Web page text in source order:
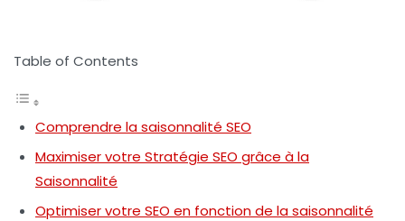
Table of Contents
Comprendre la saisonnalité SEO
Maximiser votre Stratégie SEO grâce à la
Saisonnalité
Optimiser votre SEO en fonction de la saisonnalité